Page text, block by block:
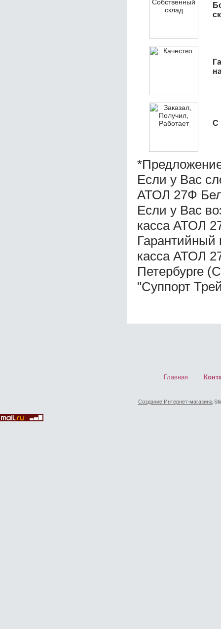
С
Если у Вас
АТОЛ 27Ф
Если у Вас
касса АТОЛ
Гарантийный
касса АТОЛ
Петербурге
"Суппорт
Главная
Создание Интернет-магазина